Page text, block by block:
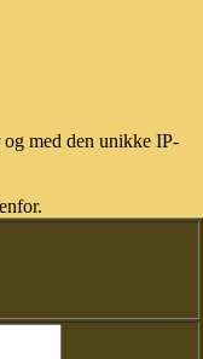
med den unikke IP-